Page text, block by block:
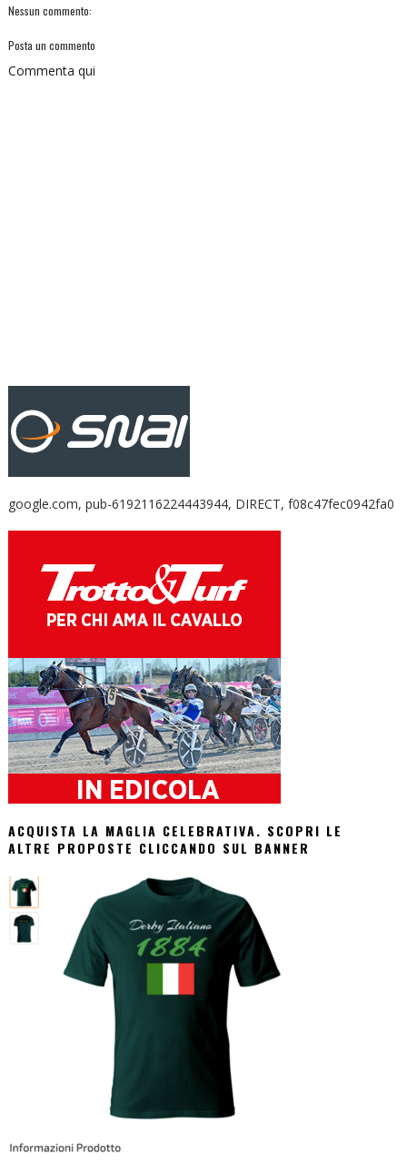
Nessun commento:
Posta un commento
Commenta qui
google.com, pub-6192116224443944, DIRECT, f08c47fec0942fa0
ACQUISTA LA MAGLIA CELEBRATIVA. SCOPRI LE
ALTRE PROPOSTE CLICCANDO SUL BANNER